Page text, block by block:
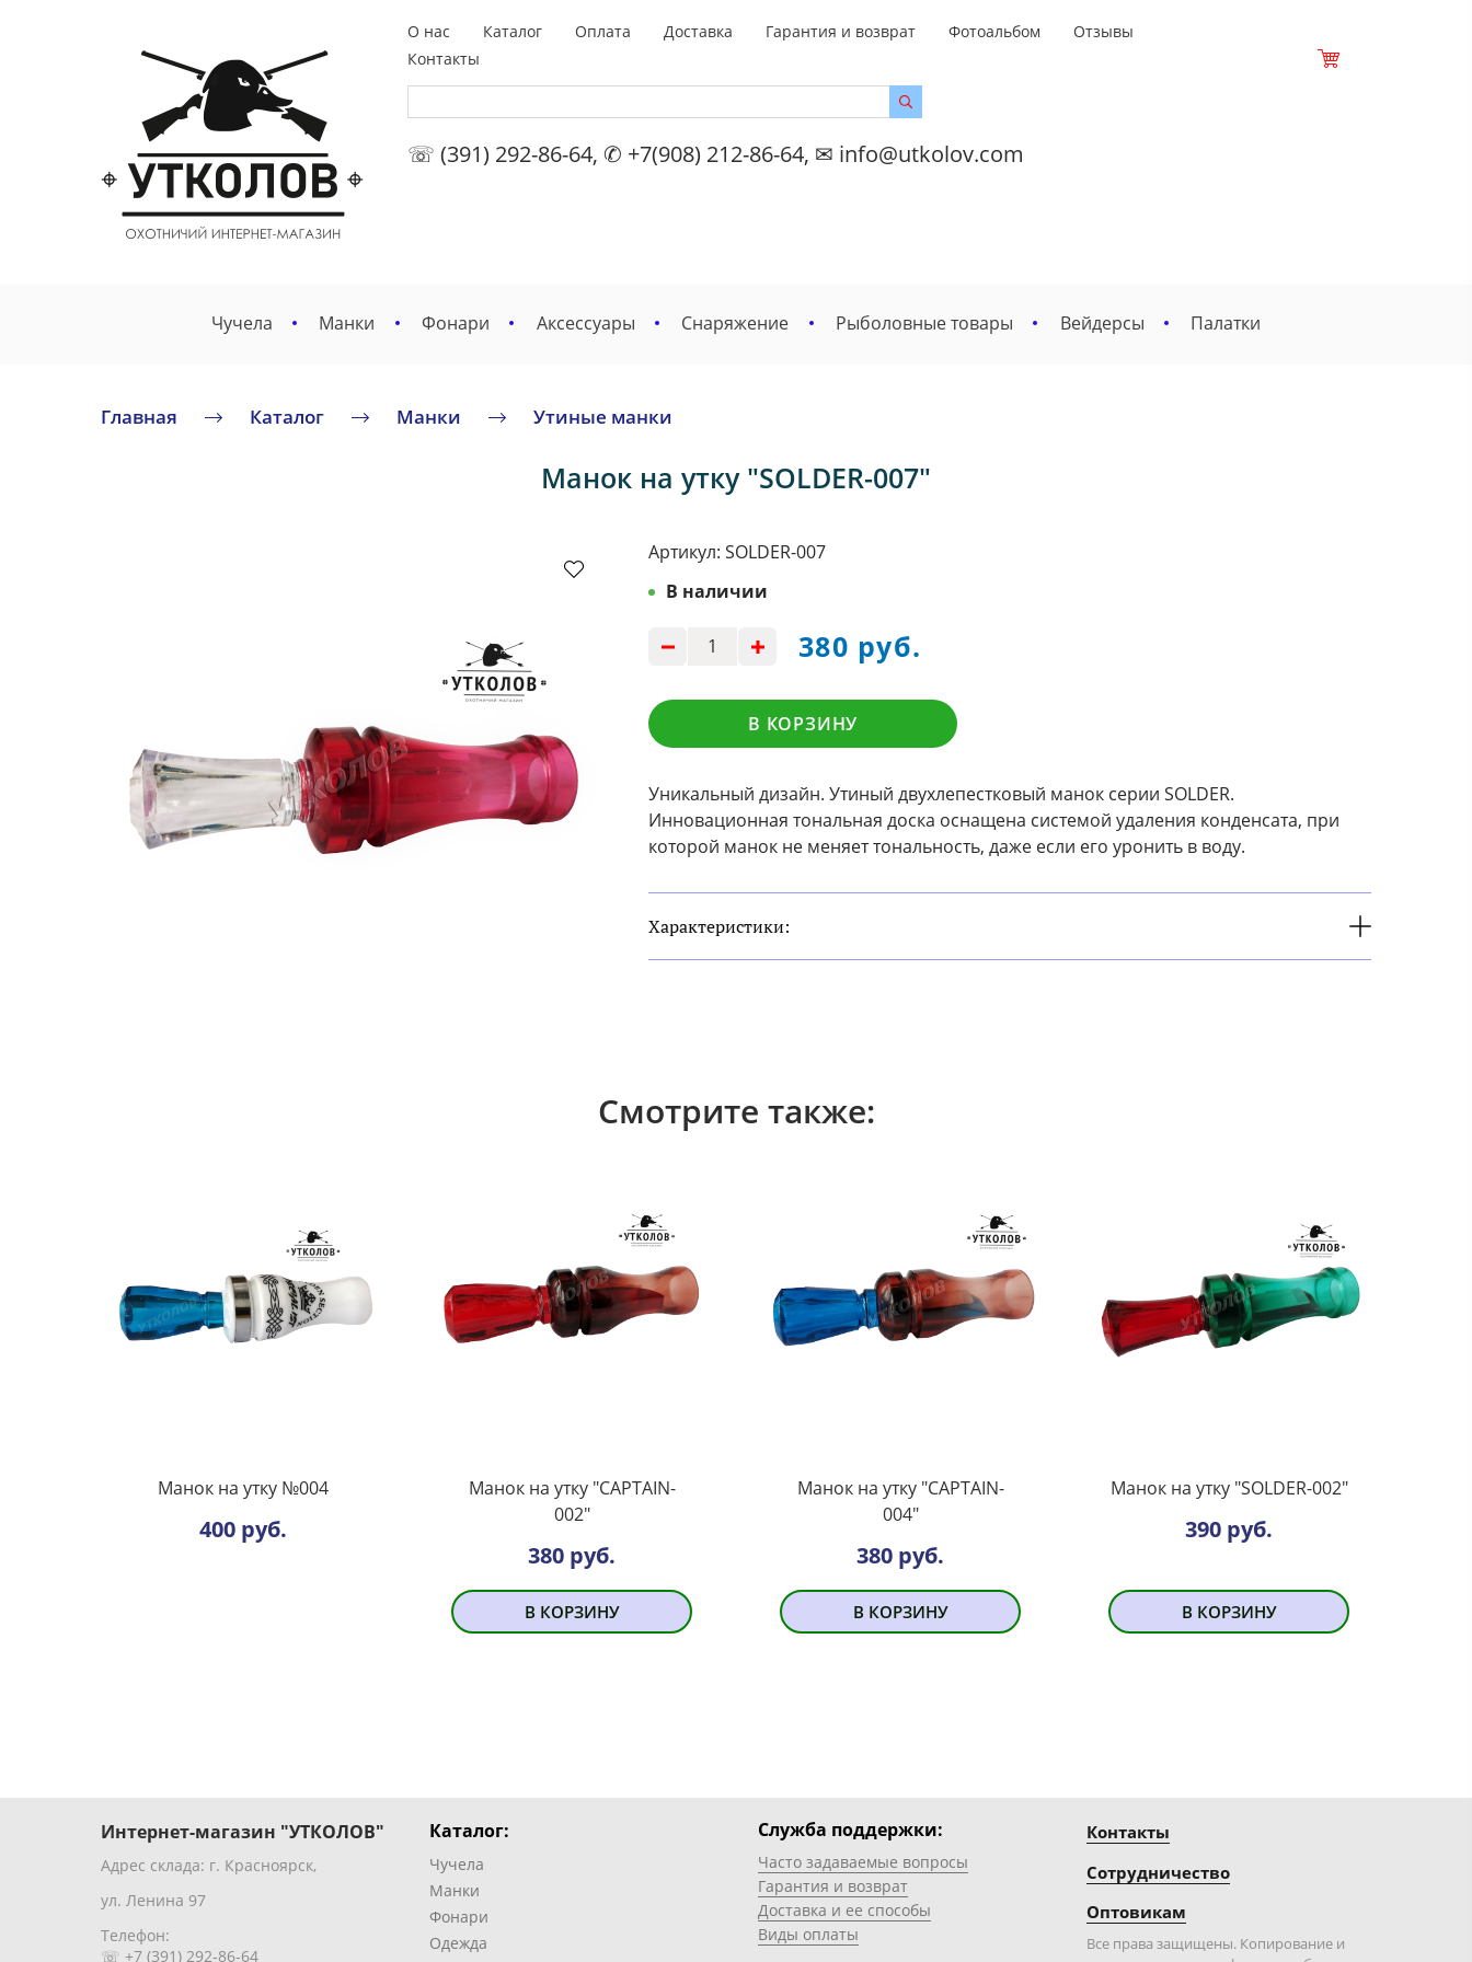
О нас Каталог Оплата Доставка Гарантия и возврат Фотоальбом
Отзывы
Контакты
☏ (391) 292-86-64, ✆ +7(908) 212-86-64, ✉ info@utkolov.com
Чучела Манки Фонари Аксессуары Снаряжение Рыболовные товары Вейдерсы Палатки
Главная Каталог Манки Утиные манки
Манок на утку "SOLDER-007"
Артикул: SOLDER-007
В наличии
380 руб.
В КОРЗИНУ
Уникальный дизайн. Утиный двухлепестковый манок серии SOLDER.
Инновационная тональная доска оснащена системой удаления конденсата, при
которой манок не меняет тональность, даже если его уронить в воду.
Характеристики:
Смотрите также:
Манок на утку №004
400 руб.
Манок на утку "CAPTAIN-
002"
380 руб.
В КОРЗИНУ
Манок на утку "CAPTAIN-
004"
380 руб.
В КОРЗИНУ
Манок на утку "SOLDER-002"
390 руб.
В КОРЗИНУ
Интернет-магазин "УТКОЛОВ"
Адрес склада: г. Красноярск,
ул. Ленина 97
Телефон:
☏ +7 (391) 292-86-64
Каталог:
Чучела
Манки
Фонари
Одежда
Служба поддержки:
Часто задаваемые вопросы
Гарантия и возврат
Доставка и ее способы
Виды оплаты
Контакты
Сотрудничество
Оптовикам
Все права защищены. Копирование и